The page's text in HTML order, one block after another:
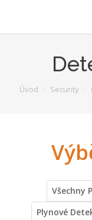
You are here:
Úvod Security
Všechny
Plynové